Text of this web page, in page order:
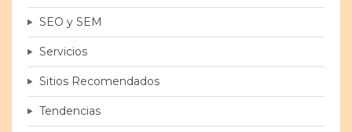
SEO y SEM
Servicios
Sitios Recomendados
Tendencias